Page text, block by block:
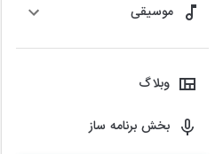
موسیقی
وبلاگ
بخش برنامه ساز